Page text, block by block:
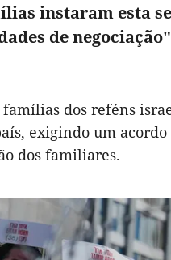
instaram esta
de
famílias dos reféns
exigindo um
dos familiares.